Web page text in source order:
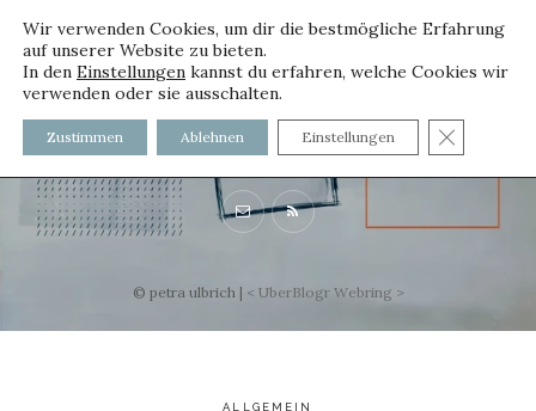
voller worte
mit und ohne Innenfutter
© petra ulbrich | < UberBlogr Webring >
ALLGEMEIN
Wir verwenden Cookies, um dir die bestmögliche Erfahrung
auf unserer Website zu bieten.
In den Einstellungen kannst du erfahren, welche Cookies wir
verwenden oder sie ausschalten.
Zustimmen Ablehnen Einstellungen GDPR